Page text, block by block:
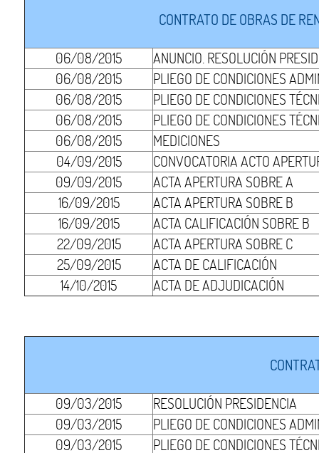
CONTRATO DE OBRAS DE
06/08/2015
ANUNCIO. RESOLUCIÓN
06/08/2015
PLIEGO DE CONDICIONES
06/08/2015
PLIEGO DE CONDICIONES
06/08/2015
PLIEGO DE CONDICIONES
06/08/2015
MEDICIONES
04/09/2015
CONVOCATORIA ACTO
09/09/2015
ACTA APERTURA SOBRE A
16/09/2015
ACTA APERTURA SOBRE B
16/09/2015
ACTA CALIFICACIÓN SOBRE B
22/09/2015
ACTA APERTURA SOBRE C
25/09/2015
ACTA DE CALIFICACIÓN
14/10/2015
ACTA DE ADJUDICACIÓN
09/03/2015
RESOLUCIÓN PRESIDENCIA
09/03/2015
PLIEGO DE CONDICIONES
09/03/2015
PLIEGO DE CONDICIONES